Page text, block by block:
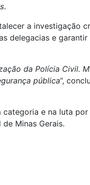
.
a investigação
delegacias e garantir
da Polícia Civil.
pública”,
categoria e na luta
Minas Gerais.